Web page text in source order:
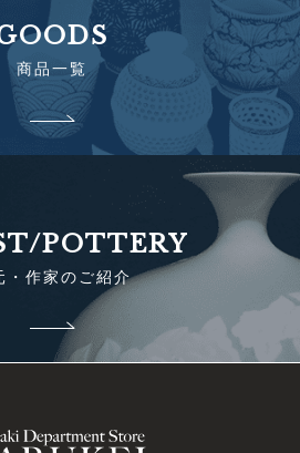
商品一覧
POTTERY
・作家のご紹介